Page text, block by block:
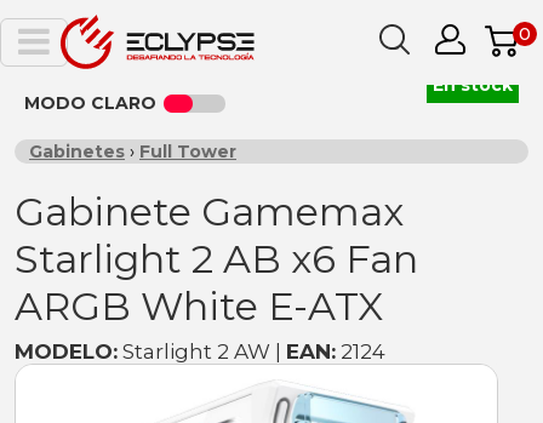
0
MODO CLARO
Gabinetes › Full Tower
Gabinete Gamemax
Starlight 2 AB x6 Fan
ARGB White E-ATX
MODELO: Starlight 2 AW | EAN: 2124
En stock